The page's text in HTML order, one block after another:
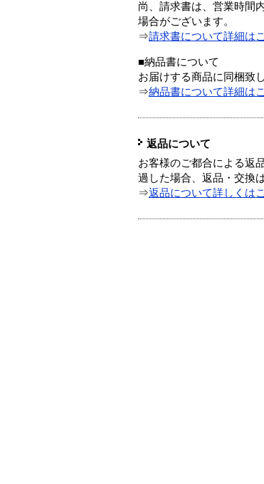
尚、請求書は、営業時間
場合がございます。
⇒請求書について詳細は
■納品書について
お届けする商品に同梱致
⇒納品書について詳細は
返品について
お客様のご都合による返
過した場合、返品・交換
⇒返品について詳しくは